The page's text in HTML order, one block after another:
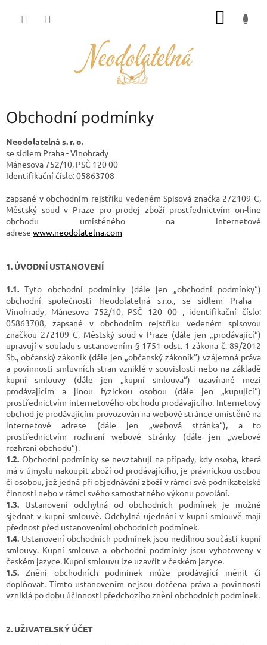
Obchodní podmínky
Neodolatelná s. r. o.
se sídlem Praha - Vinohrady
Mánesova 752/10, PSČ 120 00
Identifikační číslo: 05863708
zapsané v obchodním rejstříku vedeném Spisová značka 272109 C,
Městský soud v Praze pro prodej zboží prostřednictvím on-line
obchodu umístěného na internetové
adrese www.neodolatelna.com
1. ÚVODNÍ USTANOVENÍ
1.1. Tyto obchodní podmínky (dále jen „obchodní podmínky“)
obchodní společnosti Neodolatelná s.r.o., se sídlem Praha -
Vinohrady, Mánesova 752/10, PSČ 120 00 , identifikační číslo:
05863708, zapsané v obchodním rejstříku vedeném spisovou
značkou 272109 C, Městský soud v Praze (dále jen „prodávající“)
upravují v souladu s ustanovením § 1751 odst. 1 zákona č. 89/2012
Sb., občanský zákoník (dále jen „občanský zákoník“) vzájemná práva
a povinnosti smluvních stran vzniklé v souvislosti nebo na základě
kupní smlouvy (dále jen „kupní smlouva“) uzavírané mezi
prodávajícím a jinou fyzickou osobou (dále jen „kupující“)
prostřednictvím internetového obchodu prodávajícího. Internetový
obchod je prodávajícím provozován na webové stránce umístěné na
internetové adrese (dále jen „webová stránka“), a to
prostřednictvím rozhraní webové stránky (dále jen „webové
rozhraní obchodu“).
1.2. Obchodní podmínky se nevztahují na případy, kdy osoba, která
má v úmyslu nakoupit zboží od prodávajícího, je právnickou osobou
či osobou, jež jedná při objednávání zboží v rámci své podnikatelské
činnosti nebo v rámci svého samostatného výkonu povolání.
1.3. Ustanovení odchylná od obchodních podmínek je možné
sjednat v kupní smlouvě. Odchylná ujednání v kupní smlouvě mají
přednost před ustanoveními obchodních podmínek.
1.4. Ustanovení obchodních podmínek jsou nedílnou součástí kupní
smlouvy. Kupní smlouva a obchodní podmínky jsou vyhotoveny v
českém jazyce. Kupní smlouvu lze uzavřít v českém jazyce.
1.5. Znění obchodních podmínek může prodávající měnit či
doplňovat. Tímto ustanovením nejsou dotčena práva a povinnosti
vzniklá po dobu účinnosti předchozího znění obchodních podmínek.
2. UŽIVATELSKÝ ÚČET